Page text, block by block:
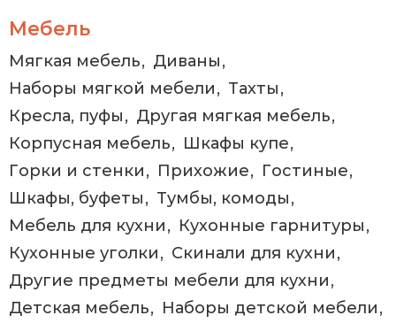
Мебель
Мягкая мебель
Диваны
Наборы мягкой мебели
Тахты
Кресла, пуфы
Другая мягкая мебель
Корпусная мебель
Шкафы купе
Горки и стенки
Прихожие
Гостиные
Шкафы, буфеты
Тумбы, комоды
Мебель для кухни
Кухонные гарнитуры
Кухонные уголки
Скинали для кухни
Другие предметы мебели для кухни
Детская мебель
Наборы детской мебели